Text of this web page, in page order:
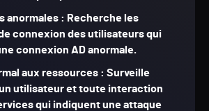
anormales : Recherche les
connexion des utilisateurs qui
connexion AD anormale.
aux ressources : Surveille
utilisateur et toute interaction
qui indiquent une attaque